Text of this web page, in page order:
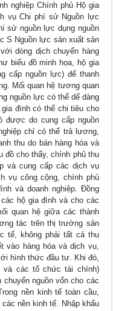
nghiệp Chính phủ Hộ gia
vụ Chi phí sử Nguồn lực
sử nguồn lực dụng nguồn
S Nguồn lực sản xuất sản
dòng dịch chuyển hàng
biểu đồ minh họa, hộ gia
cấp nguồn lực) để thanh
Mối quan hệ tương quan
nguồn lực có thể dể dàng
đình có thể chi tiêu cho
được do cung cấp nguồn
chỉ có thể trả lương,
thu do bán hàng hóa và
đồ cho thấy, chính phủ thu
và cung cấp các dịch vụ
vụ công cộng, chính phủ
và doanh nghiệp. Đồng
hộ gia đình và cho các
quan hệ giữa các thành
tác trên thị trường sản
tế, không phải tất cả thu
vào hàng hóa và dịch vụ,
hình thức đầu tư. Khi đó,
và các tổ chức tài chính)
chuyển nguồn vốn cho các
nền kinh tế toàn cầu,
nền kinh tế. Nhập khẩu